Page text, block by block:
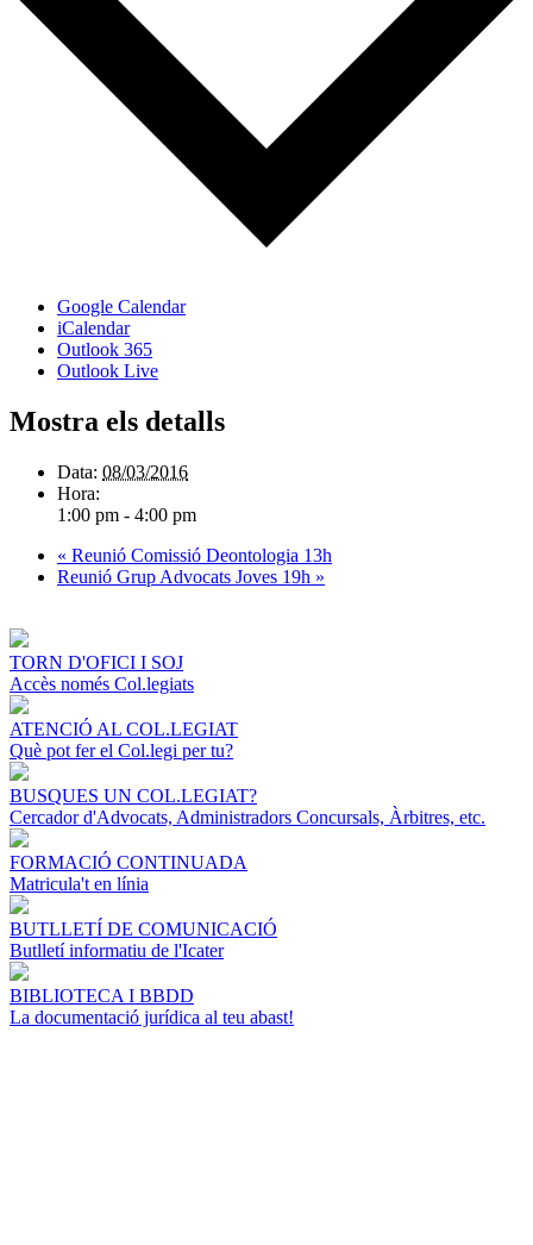
Google Calendar
iCalendar
Outlook 365
Outlook Live
Mostra els detalls
Data: 08/03/2016
Hora:
1:00 pm - 4:00 pm
« Reunió Comissió Deontologia 13h
Reunió Grup Advocats Joves 19h »
TORN D'OFICI I SOJ
Accès només Col.legiats
ATENCIÓ AL COL.LEGIAT
Què pot fer el Col.legi per tu?
BUSQUES UN COL.LEGIAT?
Cercador d'Advocats, Administradors Concursals, Àrbitres, etc.
FORMACIÓ CONTINUADA
Matricula't en línia
BUTLLETÍ DE COMUNICACIÓ
Butlletí informatiu de l'Icater
BIBLIOTECA I BBDD
La documentació jurídica al teu abast!